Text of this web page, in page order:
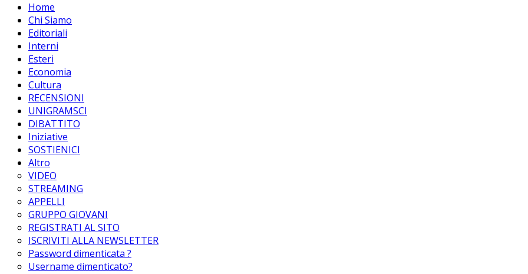
Home
Chi Siamo
Editoriali
Interni
Esteri
Economia
Cultura
RECENSIONI
UNIGRAMSCI
DIBATTITO
Iniziative
SOSTIENICI
Altro
VIDEO
STREAMING
APPELLI
GRUPPO GIOVANI
REGISTRATI AL SITO
ISCRIVITI ALLA NEWSLETTER
Password dimenticata ?
Username dimenticato?